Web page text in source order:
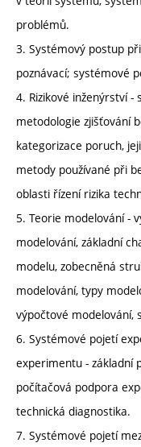
problémů.
3. Systémový postup
poznávací; systémové
4. Rizikové inženýrství -
metodologie zjišťování
kategorizace poruch,
metody používané při
oblasti řízení rizika
5. Teorie modelování -
modelování, základní
modelu, zobecněná
modelování, typy
výpočtové modelování,
6. Systémové pojetí
experimentu - základní
počítačová podpora
technická diagnostika.
7. Systémové pojetí